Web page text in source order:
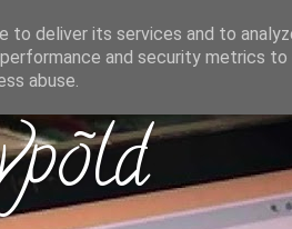
to deliver its services and to
and security metrics
abuse.